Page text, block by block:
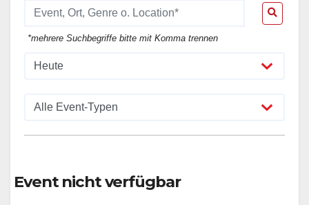
*mehrere Suchbegriffe bitte mit Komma trennen
Event nicht verfügbar